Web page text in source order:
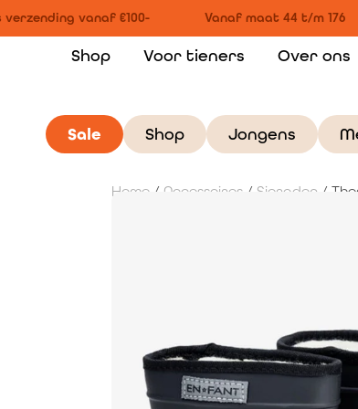
vanaf €100- Vanaf maat 44 t/m 176
Shop Voor tieners Over ons
Sale Shop Jongens
Home / Accessoires / Sieraden /